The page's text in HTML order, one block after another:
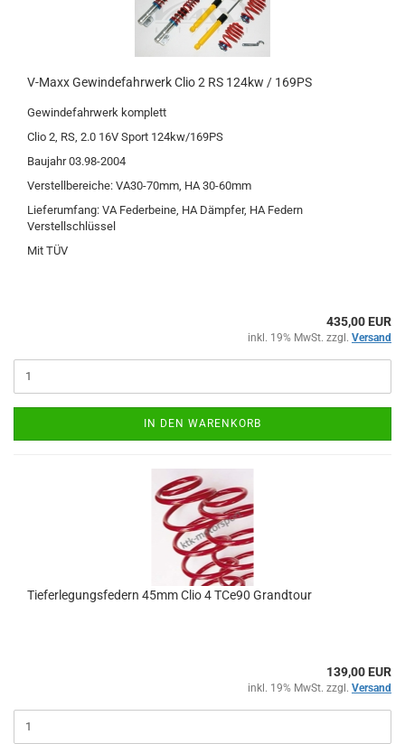
V-Maxx Gewindefahrwerk Clio 2 RS 124kw / 169PS
Gewindefahrwerk komplett
Clio 2, RS, 2.0 16V Sport 124kw/169PS
Baujahr 03.98-2004
Verstellbereiche: VA30-70mm, HA 30-60mm
Lieferumfang: VA Federbeine, HA Dämpfer, HA Federn
Verstellschlüssel
Mit TÜV
435,00 EUR
inkl. 19% MwSt. zzgl. Versand
IN DEN WARENKORB
Tieferlegungsfedern 45mm Clio 4 TCe90 Grandtour
139,00 EUR
inkl. 19% MwSt. zzgl. Versand